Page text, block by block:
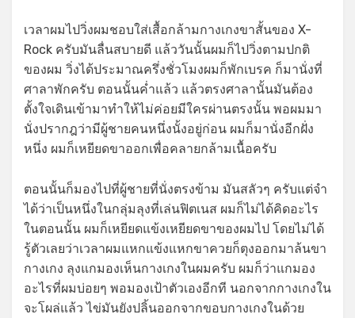
เวลาผมไปวิ่งผมชอบใส่เสื้อกล้ามกางเกงขาสั้นของ X-
Rock ครับมันลื่นสบายดี แล้ววันนั้นผมก็ไปวิ่งตามปกติ
ของผม วิ่งได้ประมาณครึ่งชั่วโมงผมก็พักเบรค ก็มานั่งที่
ศาลาพักครับ ตอนนั้นค่ำแล้ว แล้วตรงศาลานั้นมันต้อง
ตั้งใจเดินเข้ามาทำให้ไม่ค่อยมีใครผ่านตรงนั้น พอผมมา
นั่งปรากฎว่ามีผู้ชายคนหนึ่งนั้งอยู่ก่อน ผมก็มานั่งอีกฝั่ง
หนึ่ง ผมก็เหยียดขาออกเพื่อคลายกล้ามเนื้อครับ
ตอนนั้นก็มองไปที่ผู้ชายที่นั่งตรงข้าม มันสลัวๆ ครับแต่จำ
ได้ว่าเป็นหนึ่งในกลุ่มลุงที่เล่นฟิตเนส ผมก็ไม่ได้คิดอะไร
ในตอนนั้น ผมก็เหยียดแข้งเหยียดขาของผมไป โดยไม่ได้
รู้ตัวเลยว่าเวลาผมแหกแข้งแหกขาควยก็ตุงออกมาล้นขา
กางเกง ลุงแกมองเห็นกางเกงในผมครับ ผมก็ว่าแกมอง
อะไรที่ผมบ่อยๆ พอมองเป้าตัวเองอีกที นอกจากกางเกงใน
จะโผล่แล้ว ไข่มันยังปลิ้นออกจากขอบกางเกงในด้วย